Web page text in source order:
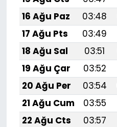
16 Ağu Paz
03:48
17 Ağu Pts
03:49
18 Ağu Sal
03:51
19 Ağu Çar
03:52
20 Ağu Per
03:54
21 Ağu Cum
03:55
22 Ağu Cts
03:57